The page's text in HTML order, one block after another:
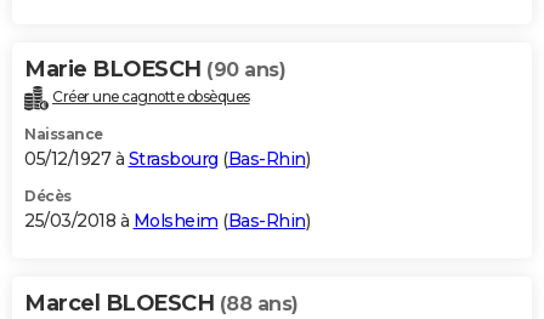
Marie BLOESCH (90 ans)
Créer une cagnotte obsèques
Naissance
05/12/1927 à Strasbourg (Bas-Rhin)
Décès
25/03/2018 à Molsheim (Bas-Rhin)
Marcel BLOESCH (88 ans)